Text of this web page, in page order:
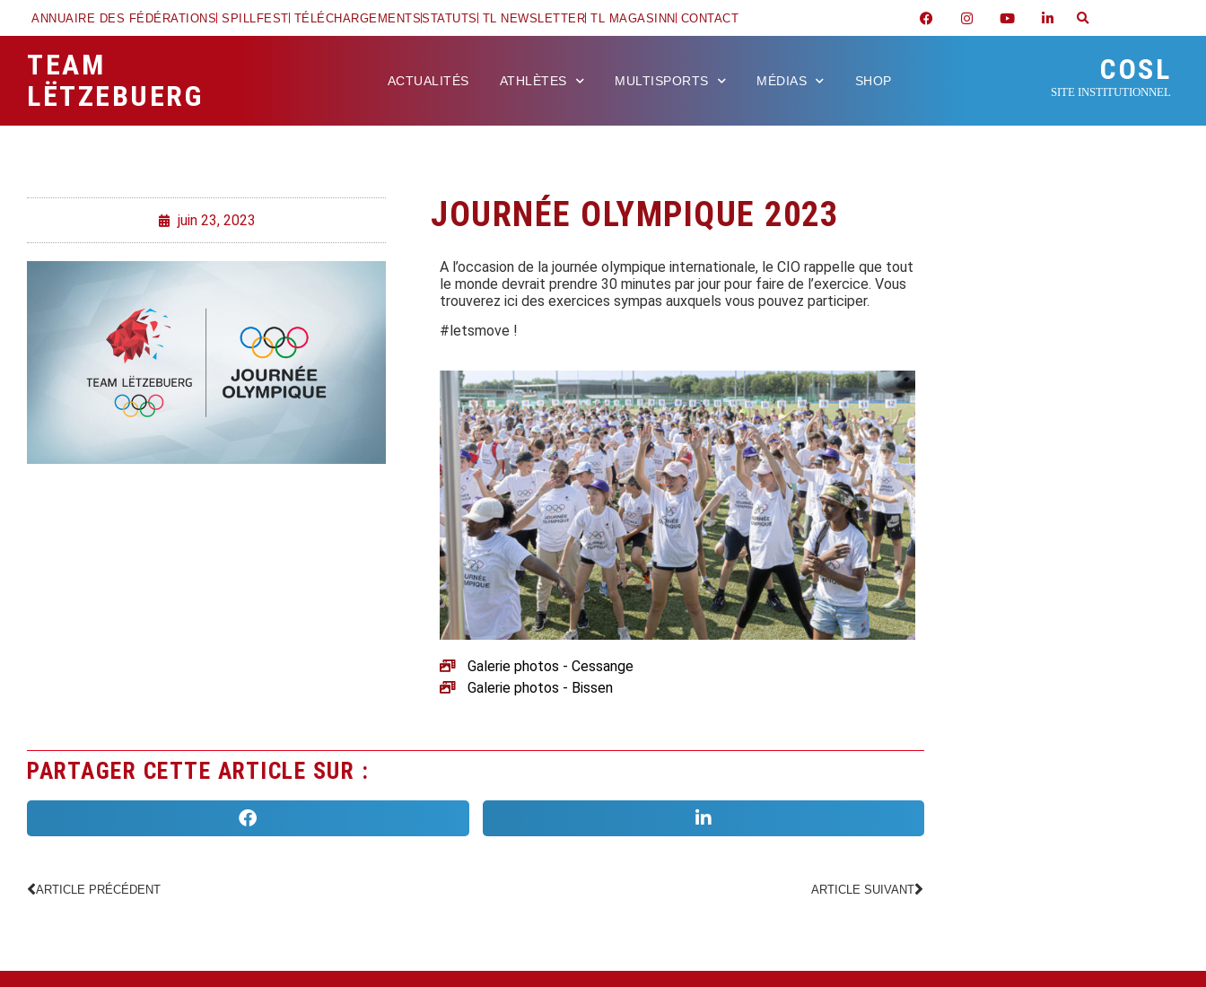
ANNUAIRE DES FÉDÉRATIONS SPILLFEST TÉLÉCHARGEMENTSSTATUTS TL NEWSLETTER TL MAGASINN CONTACT
TEAM
LËTZEBUERG
ACTUALITÉS ATHLÈTES MULTISPORTS MÉDIAS SHOP COSL
SITE INSTITUTIONNEL
juin 23, 2023 JOURNÉE OLYMPIQUE 2023
A l’occasion de la journée olympique internationale, le CIO rappelle que tout
le monde devrait prendre 30 minutes par jour pour faire de l’exercice. Vous
trouverez ici des exercices sympas auxquels vous pouvez participer.
#letsmove !
Galerie photos - Cessange
Galerie photos - Bissen
PARTAGER CETTE ARTICLE SUR :
ARTICLE PRÉCÉDENT ARTICLE SUIVANT